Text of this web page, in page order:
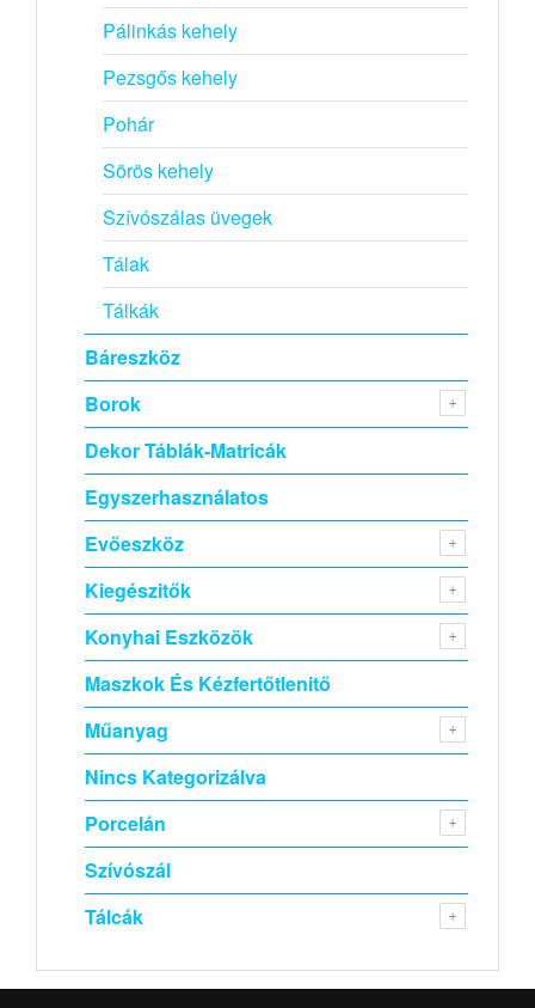
Pálinkás kehely
Pezsgős kehely
Pohár
Sörös kehely
Szívószálas üvegek
Tálak
Tálkák
Báreszköz
Borok
Dekor Táblák-Matricák
Egyszerhasználatos
Evőeszköz
Kiegészitők
Konyhai Eszközök
Maszkok És Kézfertőtlenitő
Műanyag
Nincs Kategorizálva
Porcelán
Szívószál
Tálcák